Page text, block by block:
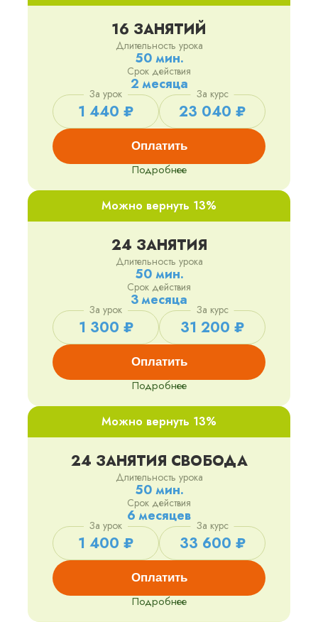
16 ЗАНЯТИЙ
Длительность урока
50 мин.
Срок действия
2 месяца
За урок
1 440 ₽
За курс
23 040 ₽
Оплатить
Подробнее
Можно вернуть 13%
24 ЗАНЯТИЯ
Длительность урока
50 мин.
Срок действия
3 месяца
За урок
1 300 ₽
За курс
31 200 ₽
Оплатить
Подробнее
Можно вернуть 13%
24 ЗАНЯТИЯ СВОБОДА
Длительность урока
50 мин.
Срок действия
6 месяцев
За урок
1 400 ₽
За курс
33 600 ₽
Оплатить
Подробнее